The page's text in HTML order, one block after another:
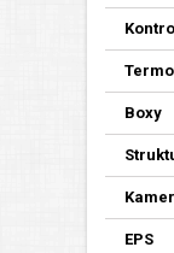
Boxy
EPS